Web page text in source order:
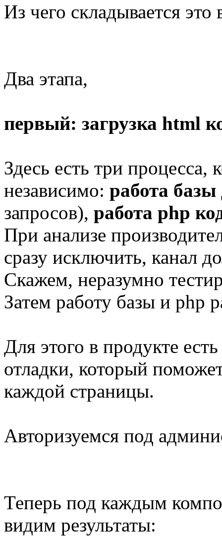
Из чего складывается это
Два этапа,
первый: загрузка html
Здесь есть три процесса,
независимо: работа
запросов), работа php
При анализе
сразу исключить, канал
Скажем, неразумно
Затем работу базы и php
Для этого в продукте
отладки, который
каждой страницы.
Авторизуемся под
Теперь под каждым
видим результаты: